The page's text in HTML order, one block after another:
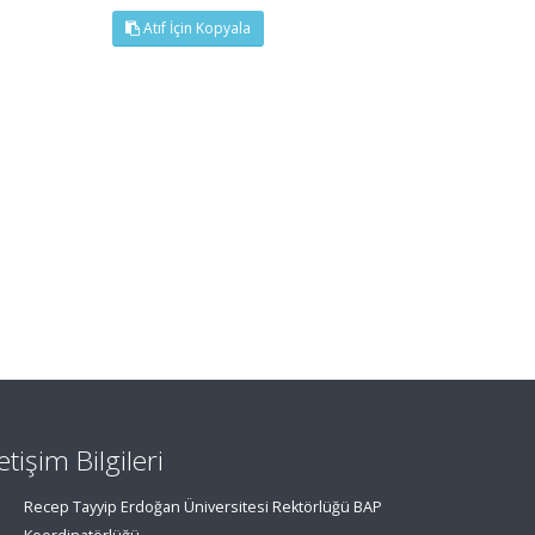
Atıf İçin Kopyala
Bilgileri
Recep Tayyip Erdoğan Üniversitesi Rektörlüğü BAP